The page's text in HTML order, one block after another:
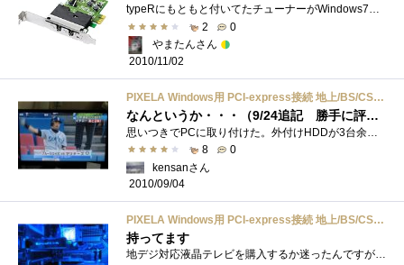
typeRにもともと付いてたチューナーがWindows7に未対応だったので購入したのですがこの後にもっと使いやすくなったのが出たみたいでかなりブルー�...
2
0
やまたんさん
2010/11/02
PIXELA Windows用 PCI-express接続 地上/BS/CS 110度 3波 キャプチャーボード PIX-DT096-PE0
なんというか・・・（9/24追記 勝手に評価）
8
0
kensanさん
2010/09/04
PIXELA Windows用 PCI-express接続 地上/BS/CS 110度 3波 キャプチャーボード PIX-DT096-PE0
持ってます
地デジ対応液晶テレビを購入するか迷ったんですが、アナログテレビ（'97年製）がなかなか壊れないのでもう少し様子を見てから液晶テレビの...